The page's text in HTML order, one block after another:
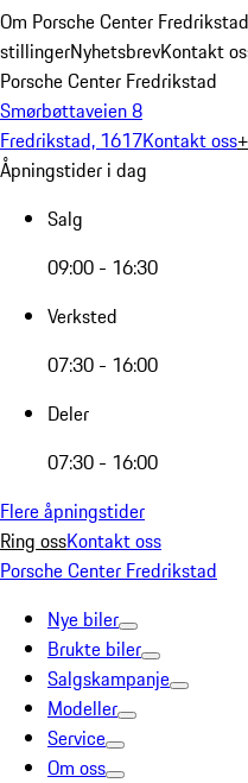
Om Porsche Center Fredrikstad
stillingerNyhetsbrevKontakt
Porsche Center Fredrikstad
Smørbøttaveien 8
Fredrikstad, 1617Kontakt oss
Åpningstider i dag
Salg
09:00 - 16:30
Verksted
07:30 - 16:00
Deler
07:30 - 16:00
Flere åpningstider
Ring ossKontakt oss
Porsche Center Fredrikstad
Nye biler
Brukte biler
Salgskampanje
Modeller
Service
Om oss